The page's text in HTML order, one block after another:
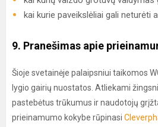
kai kurie paveikslėliai gali neturėti
9. Pranešimas apie
Šioje svetainėje palaipsniui taikomos
lygio gairių nuostatos. Atliekami
pastebėtus trūkumus ir naudotojų
prieinamumo kokybe rūpinasi